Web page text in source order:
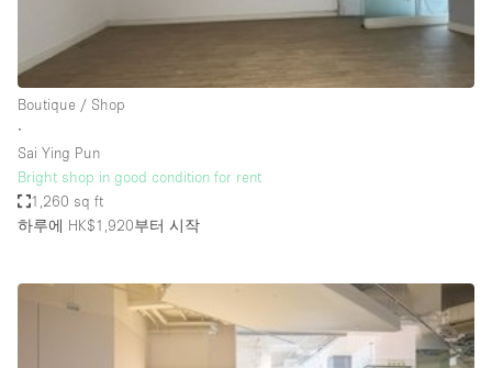
Shop Share
Stall / Market Stall
Unique Space
Warehouse
공간 기능
Air Conditioning
Boutique / Shop
∙
Sai Ying Pun
Bright shop in good condition for rent
1,260 sq ft
하루에 HK$1,920부터 시작